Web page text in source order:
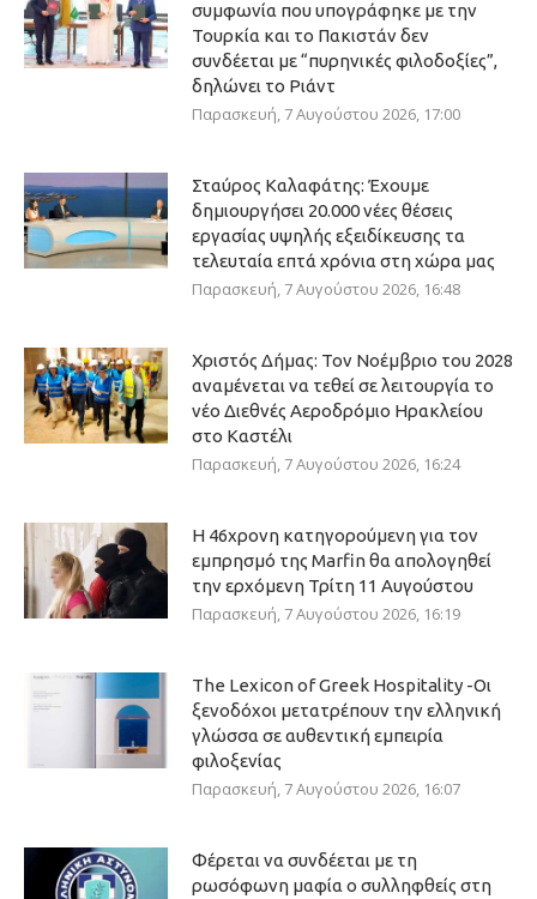
συμφωνία που υπογράφηκε με την
Τουρκία και το Πακιστάν δεν
συνδέεται με “πυρηνικές φιλοδοξίες”,
δηλώνει το Ριάντ
Παρασκευή, 7 Αυγούστου 2026, 17:00
Σταύρος Καλαφάτης: Έχουμε
δημιουργήσει 20.000 νέες θέσεις
εργασίας υψηλής εξειδίκευσης τα
τελευταία επτά χρόνια στη χώρα μας
Παρασκευή, 7 Αυγούστου 2026, 16:48
Χριστός Δήμας: Τον Νοέμβριο του 2028
αναμένεται να τεθεί σε λειτουργία το
νέο Διεθνές Αεροδρόμιο Ηρακλείου
στο Καστέλι
Παρασκευή, 7 Αυγούστου 2026, 16:24
Η 46χρονη κατηγορούμενη για τον
εμπρησμό της Marfin θα απολογηθεί
την ερχόμενη Τρίτη 11 Αυγούστου
Παρασκευή, 7 Αυγούστου 2026, 16:19
The Lexicon of Greek Hospitality -Οι
ξενοδόχοι μετατρέπουν την ελληνική
γλώσσα σε αυθεντική εμπειρία
φιλοξενίας
Παρασκευή, 7 Αυγούστου 2026, 16:07
Φέρεται να συνδέεται με τη
ρωσόφωνη μαφία ο συλληφθείς στη